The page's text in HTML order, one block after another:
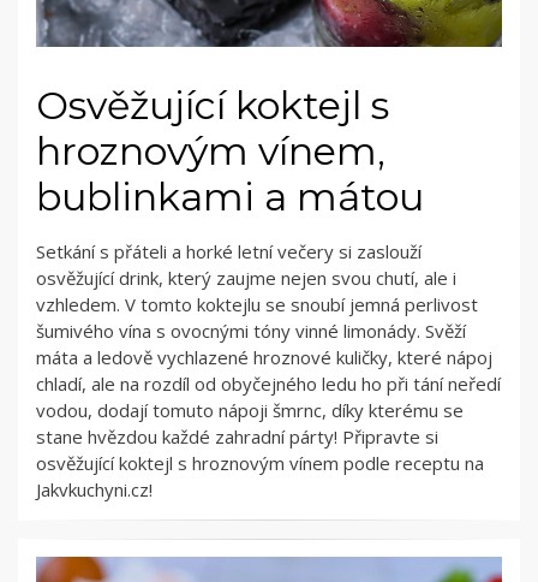
Osvěžující koktejl s
hroznovým vínem,
bublinkami a mátou
Setkání s přáteli a horké letní večery si zaslouží
osvěžující drink, který zaujme nejen svou chutí, ale i
vzhledem. V tomto koktejlu se snoubí jemná perlivost
šumivého vína s ovocnými tóny vinné limonády. Svěží
máta a ledově vychlazené hroznové kuličky, které nápoj
chladí, ale na rozdíl od obyčejného ledu ho při tání neředí
vodou, dodají tomuto nápoji šmrnc, díky kterému se
stane hvězdou každé zahradní párty! Připravte si
osvěžující koktejl s hroznovým vínem podle receptu na
Jakvkuchyni.cz!